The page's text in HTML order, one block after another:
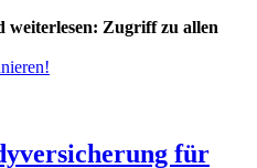
weiterlesen: Zugriff zu allen
für